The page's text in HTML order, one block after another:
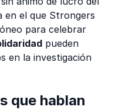
en el que Strongers
para celebrar
pueden
en la investigación
que hablan